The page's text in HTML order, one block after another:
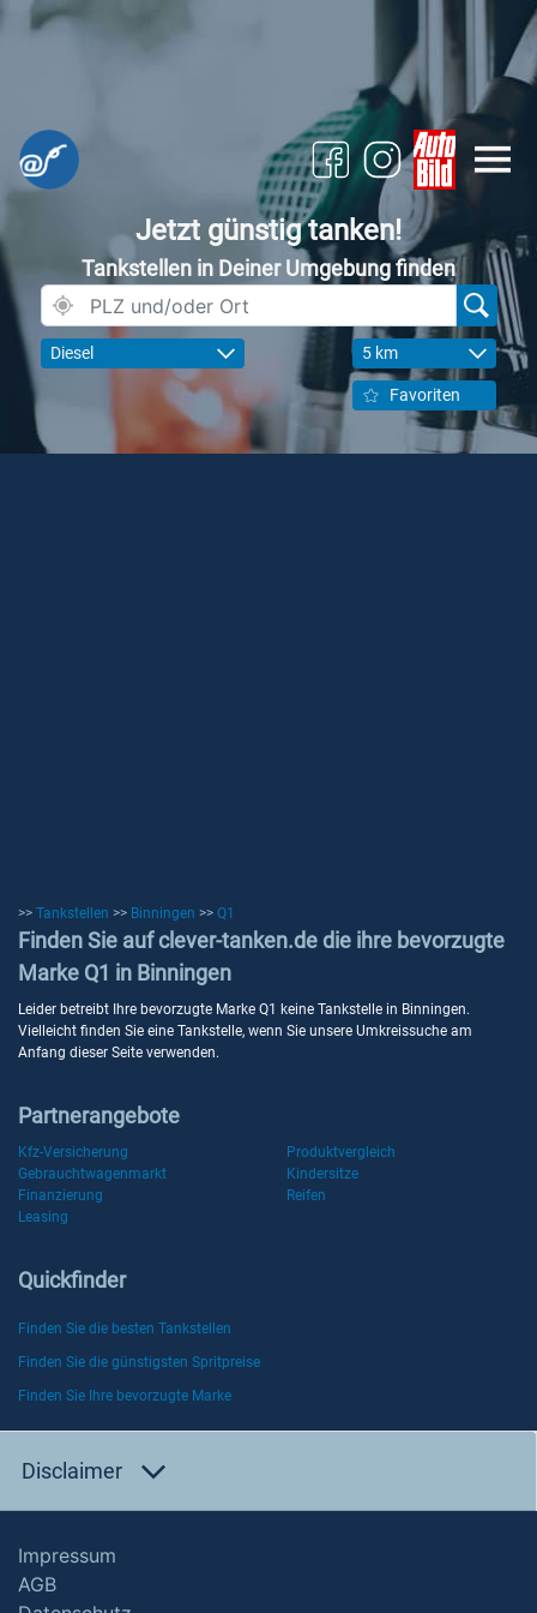
Jetzt günstig tanken!
Tankstellen in Deiner Umgebung finden
Diesel 5 km
Favoriten
>> Tankstellen >> Binningen >> Q1
Finden Sie auf clever-tanken.de die ihre bevorzugte
Marke Q1 in Binningen
Leider betreibt Ihre bevorzugte Marke Q1 keine Tankstelle in Binningen.
Vielleicht finden Sie eine Tankstelle, wenn Sie unsere Umkreissuche am
Anfang dieser Seite verwenden.
Partnerangebote
Kfz-Versicherung
Produktvergleich
Gebrauchtwagenmarkt
Kindersitze
Finanzierung
Reifen
Leasing
Quickfinder
Finden Sie die besten Tankstellen
Finden Sie die günstigsten Spritpreise
Finden Sie Ihre bevorzugte Marke
Disclaimer
Impressum
AGB